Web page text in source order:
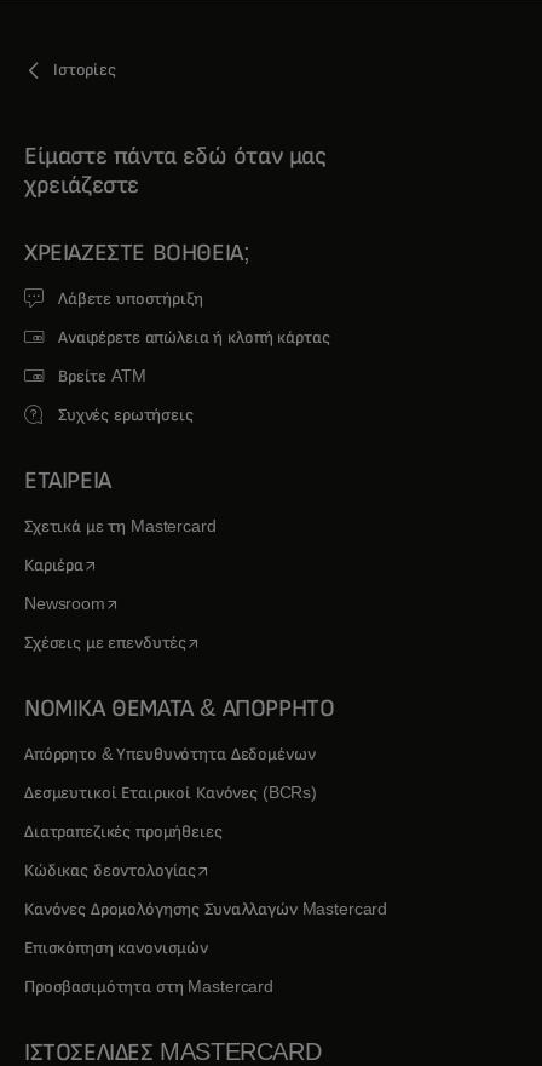
Ιστορίες
Είμαστε πάντα εδώ όταν μας
χρειάζεστε
ΧΡΕΙΆΖΕΣΤΕ ΒΟΉΘΕΙΑ;
Λάβετε υποστήριξη
Αναφέρετε απώλεια ή κλοπή κάρτας
Βρείτε ATM
Συχνές ερωτήσεις
ΕΤΑΙΡΕΙΑ
Σχετικά με τη Mastercard
Καριέραopens in a new tab
Newsroomopens in a new tab
Σχέσεις με επενδυτέςopens in a new tab
ΝΟΜΙΚΑ ΘΕΜΑΤΑ & ΑΠΟΡΡΗΤΟ
Απόρρητο & Υπευθυνότητα Δεδομένων
Δεσμευτικοί Εταιρικοί Κανόνες (BCRs)
Διατραπεζικές προμήθειες
Κώδικας δεοντολογίαςopens in a new tab
Κανόνες Δρομολόγησης Συναλλαγών Mastercard
Επισκόπηση κανονισμών
Προσβασιμότητα στη Mastercard
ΙΣΤΟΣΕΛΙΔΕΣ MASTERCARD